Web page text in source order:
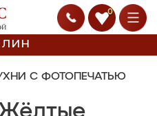
0
С ФОТОПЕЧАТЬЮ